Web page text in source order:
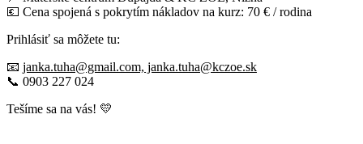
💶 Cena spojená s pokrytím nákladov na kurz: 70 € / rodina
Prihlásiť sa môžete tu:
📧 janka.tuha@gmail.com, janka.tuha@kczoe.sk
📞 0903 227 024
Tešíme sa na vás! 💛